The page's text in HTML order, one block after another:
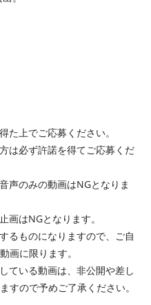
た上でご応募ください。
は必ず許諾を得てご応募くだ
声のみの動画はNGとなりま
画はNGとなります。
るものになりますので、ご自
画に限ります。
ている動画は、非公開や差し
すので予めご了承ください。